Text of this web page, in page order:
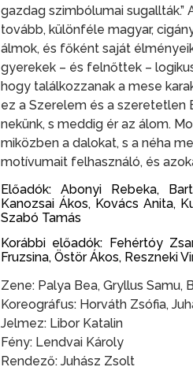
gazdag szimbólumai
tovább, különféle magyar,
álmok, és főként saját
gyerekek – és felnőttek –
hogy találkozzanak a mese
ez a Szerelem és a szeretetlen
nekünk, s meddig ér az álom.
miközben a dalokat, s a néha
motívumait felhasználó, és
Előadók: Abonyi Rebeka,
Kanozsai Ákos, Kovács Anita,
Szabó Tamás
Korábbi előadók: Fehértóy
Fruzsina, Östör Ákos, Reszneki
Zene: Palya Bea, Gryllus Samu,
Koreográfus: Horváth Zsófia,
Jelmez: Libor Katalin
Fény: Lendvai Károly
Rendező: Juhász Zsolt